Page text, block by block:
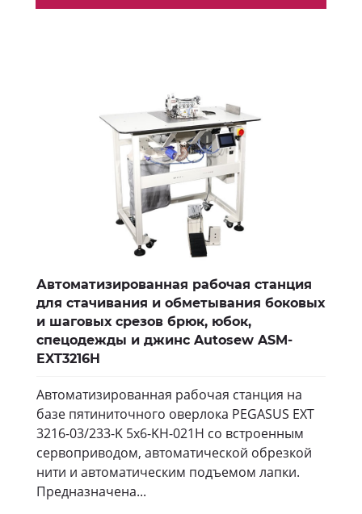
Автоматизированная рабочая станция
для стачивания и обметывания боковых
и шаговых срезов брюк, юбок,
спецодежды и джинс Autosew ASM-
EXT3216H
Автоматизированная рабочая станция на
базе пятиниточного оверлока PEGASUS EXT
3216-03/233-K 5x6-KH-021H со встроенным
сервоприводом, автоматической обрезкой
нити и автоматическим подъемом лапки.
Предназначена...